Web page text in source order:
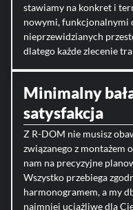
stawiamy na konkret i
nowymi, funkcjonalnymi
nieprzewidzianych
dlatego każde zlecenie
Minimalny
satysfakcja
Z R-DOM nie musisz
związanego z montażem
nam na precyzyjne
Wszystko przebiega
harmonogramem, a my
najmniej uciążliwe dla